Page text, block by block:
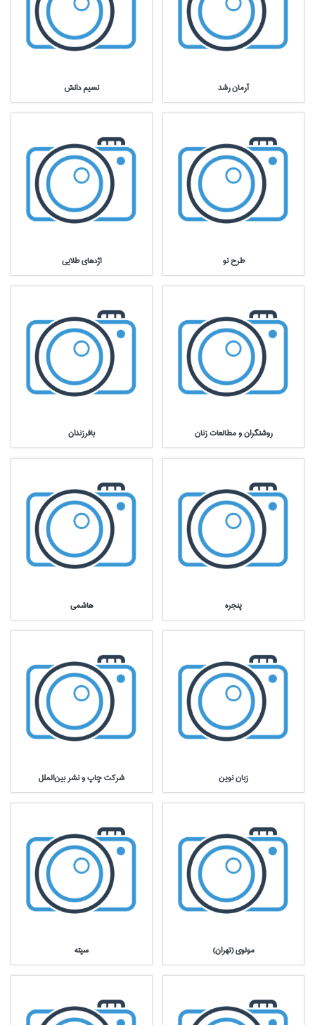
آرمان رشد نسيم دانش
طرح نو اژدهاي طلايي
روشنگران و مطالعات زنان بافرزندان
پنجره هاشمي
زبان نوين شركت چاپ و نشر بين‌الملل
مولوي (تهران) سيته